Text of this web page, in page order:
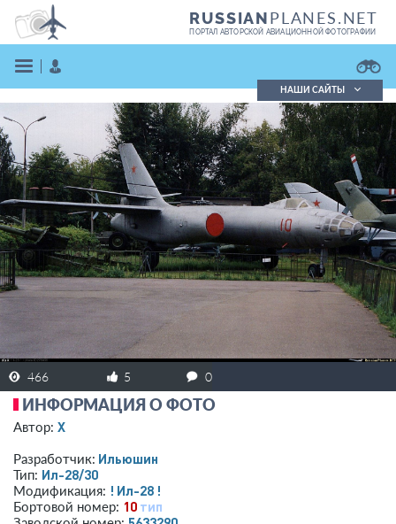
RUSSIANPLANES.NET
ПОРТАЛ АВТОРСКОЙ АВИАЦИОННОЙ ФОТОГРАФИИ
ВОЙТИ
ЗАРЕГИСТРИРОВАТЬСЯ
Поиск фотографий
Поиск в реестре
Кратко
Подробно
НАШИ САЙТЫ
466 5 0
ИНФОРМАЦИЯ О ФОТО
Автор: X
Разработчик: Ильюшин
Тип: Ил-28/30
Модификация: ! Ил-28 !
Бортовой номер: 10 тип